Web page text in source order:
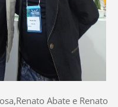
Abate e Renato